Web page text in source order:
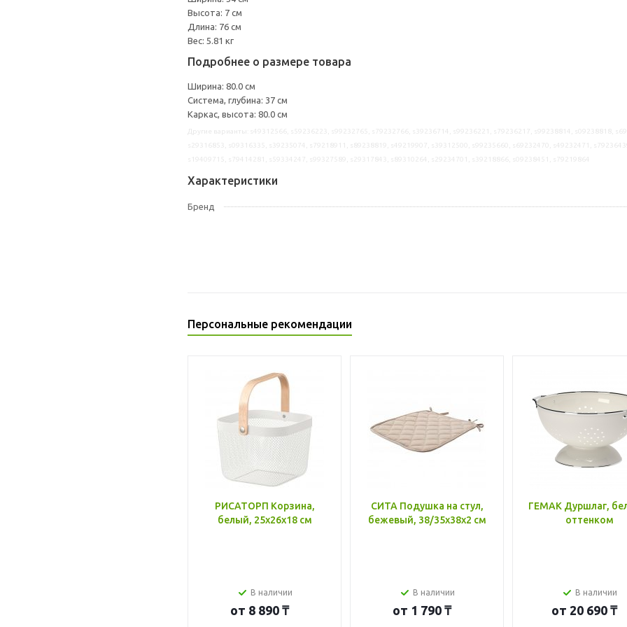
Высота: 7 см
Длина: 76 см
Вес: 5.81 кг
Подробнее о размере товара
Ширина: 80.0 см
Система, глубина: 37 см
Каркас, высота: 80.0 см
Характеристики
Бренд
Персональные рекомендации
РИСАТОРП Корзина,
белый, 25x26x18 см
В наличии
от 8 890 ₸
СИТА Подушка на стул,
бежевый, 38/35x38x2 см
В наличии
от 1 790 ₸
ГЕМАК Дуршлаг,
оттенком
В наличии
от 20 690 ₸